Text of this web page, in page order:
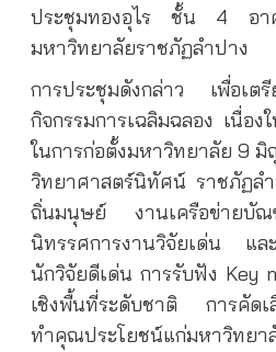
ประชุมทองอุไร ชั้น 4 อาค
มหาวิทยาลัยราชภัฏลำปาง
การประชุมดังกล่าว เพื่อเตรี
กิจกรรมการเฉลิมฉลอง เนื่อ
ในการก่อตั้งมหาวิทยาลัย 9
วิทยาศาสตร์นิทัศน์ ราชภัฏล
ถิ่นมนุษย์ งานเครือข่ายบั
นิทรรศการงานวิจัยเด่น และ
นักวิจัยดีเด่น การรับฟัง Key
เชิงพื้นที่ระดับชาติ การคัดเ
ทำคุณประโยชน์แก่มหาวิทยา